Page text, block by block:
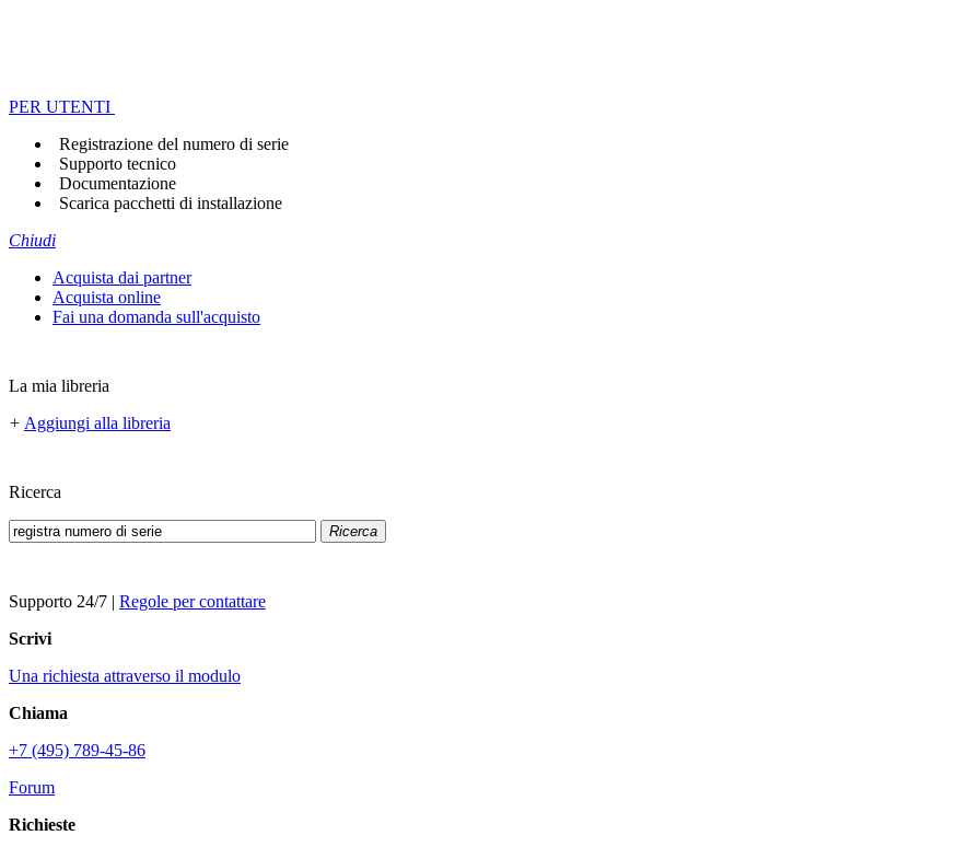
PER UTENTI
Registrazione del numero di serie
Supporto tecnico
Documentazione
Scarica pacchetti di installazione
Chiudi
Acquista dai partner
Acquista online
Fai una domanda sull'acquisto
La mia libreria
+ Aggiungi alla libreria
Ricerca
Ricerca
Supporto 24/7 | Regole per contattare
Scrivi
Una richiesta attraverso il modulo
Chiama
+7 (495) 789-45-86
Forum
Richieste